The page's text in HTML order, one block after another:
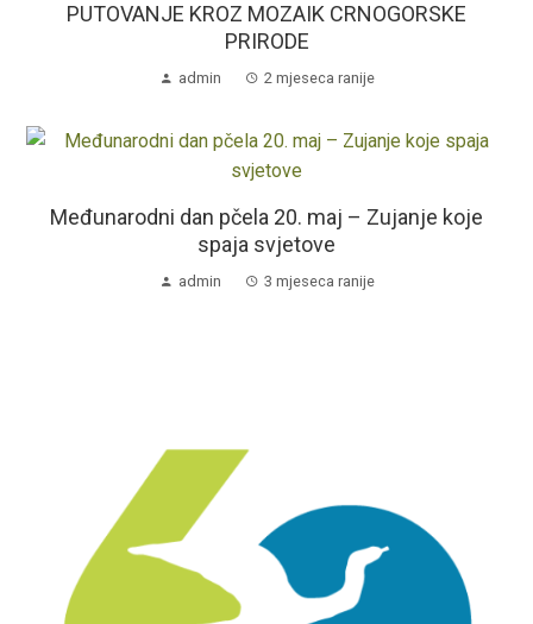
PUTOVANJE KROZ MOZAIK CRNOGORSKE
PRIRODE
admin 2 mjeseca ranije
Međunarodni dan pčela 20. maj – Zujanje koje
spaja svjetove
admin 3 mjeseca ranije